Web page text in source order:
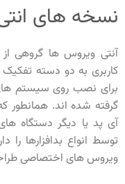
نسخه های
آنتی ویروس ها گروهی
کاربری به دو دسته
برای نصب روی سیستم
گرفته شده اند. همانطور
آی پد یا دیگر دستگاه
توسط انواع بدافزارها را
ویروس های اختصاصی